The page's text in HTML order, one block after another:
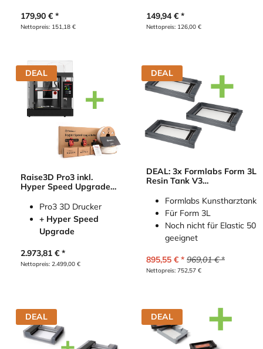
179,90 €
Nettopreis: 151,18 €
149,94€
Nettopreis: 126,00€
DEAL
Raise3D Pro3 inkl.
Hyper Speed Upgrade
Pro3 3D Drucker
+ Hyper Speed
Upgrade
2.973,81 €
Nettopreis: 2.499,00 €
DEAL
DEAL: 3x Formlabs Form 3L
Resin Tank V3
Formlabs Kunstharztank
Für Form 3L
Noch nicht für Elastic 50
geeignet
895,55€ 969,01€
Nettopreis: 752,57€
DEAL DEAL